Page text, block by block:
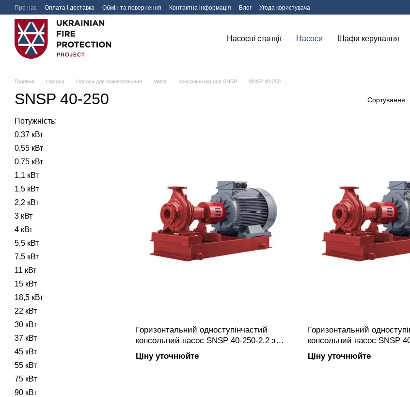
Перейти до основного контенту
Про нас Оплата і доставка Обмін та повернення Контактна інформація Блог Угода користувача
Насосні станції Насоси Шафи керування
Головна Насоси Насоси для пожежогасіння Vesta Консольні насоси SNSP SNSP 40-250
SNSP 40-250 Сортування:
Горизонтальний одноступінчастий
консольний насос SNSP 40-250-2.2 з
закритим робочим колесом, фланцевим
підключенням, виготовлений з чавуну.
Ціну уточнюйте
Горизонтальний
консольний насос SNSP
закритим робочим
підключенням,
Ціну уточнюйте
Потужність:
0,37 кВт
0,55 кВт
0,75 кВт
1,1 кВт
1,5 кВт
2,2 кВт
3 кВт
4 кВт
5,5 кВт
7,5 кВт
11 кВт
15 кВт
18,5 кВт
22 кВт
30 кВт
37 кВт
45 кВт
55 кВт
75 кВт
90 кВт